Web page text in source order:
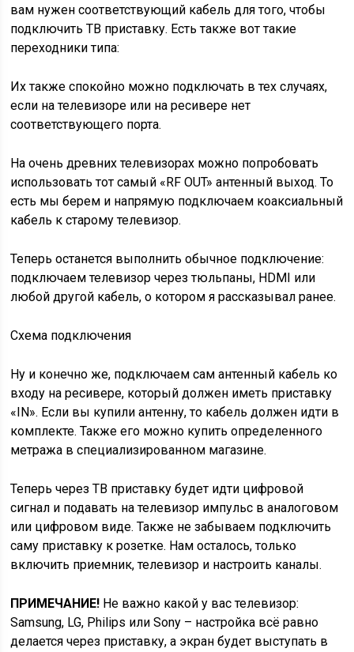
вам нужен соответствующий кабель для того, чтобы
подключить ТВ приставку. Есть также вот такие
переходники типа:
Их также спокойно можно подключать в тех случаях,
если на телевизоре или на ресивере нет
соответствующего порта.
На очень древних телевизорах можно попробовать
использовать тот самый «RF OUT» антенный выход. То
есть мы берем и напрямую подключаем коаксиальный
кабель к старому телевизор.
Теперь останется выполнить обычное подключение:
подключаем телевизор через тюльпаны, HDMI или
любой другой кабель, о котором я рассказывал ранее.
Схема подключения
Ну и конечно же, подключаем сам антенный кабель ко
входу на ресивере, который должен иметь приставку
«IN». Если вы купили антенну, то кабель должен идти в
комплекте. Также его можно купить определенного
метража в специализированном магазине.
Теперь через ТВ приставку будет идти цифровой
сигнал и подавать на телевизор импульс в аналоговом
или цифровом виде. Также не забываем подключить
саму приставку к розетке. Нам осталось, только
включить приемник, телевизор и настроить каналы.
ПРИМЕЧАНИЕ! Не важно какой у вас телевизор:
Samsung, LG, Philips или Sony – настройка всё равно
делается через приставку, а экран будет выступать в